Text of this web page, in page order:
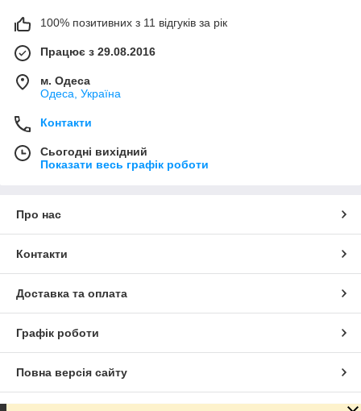
100% позитивних з 11 відгуків за рік
Працює з 29.08.2016
м. Одеса
Одеса, Україна
Контакти
Сьогодні вихідний
Показати весь графік роботи
Про нас
Контакти
Доставка та оплата
Графік роботи
Повна версія сайту